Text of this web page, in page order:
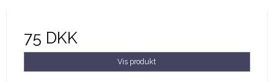
75 DKK
Vis produkt